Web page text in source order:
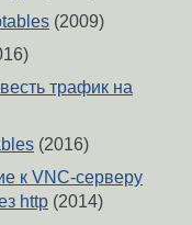
(2009)
трафик на
(2016)
к VNC-серверу
http (2014)